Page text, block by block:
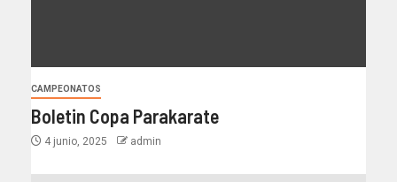
CAMPEONATOS
Boletin Copa Parakarate
4 junio, 2025 admin